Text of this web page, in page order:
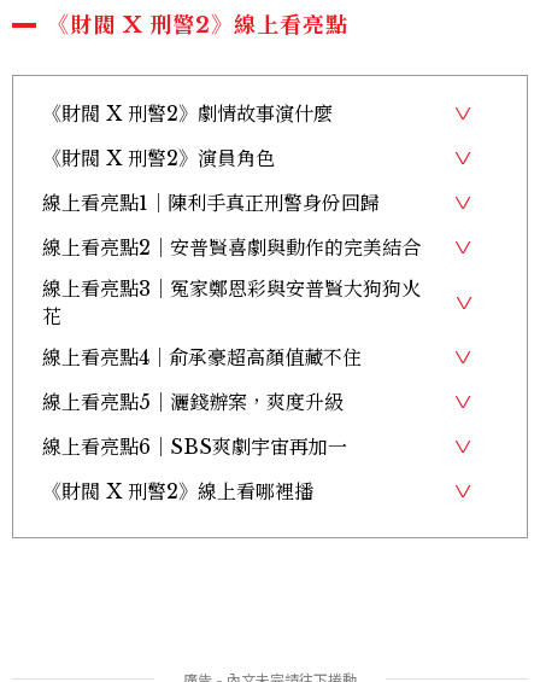
《財閥 X 刑警2》線上看亮點
《財閥 X 刑警2》劇情故事演什麼
《財閥 X 刑警2》演員角色
線上看亮點1｜陳利手真正刑警身份回歸
線上看亮點2｜安普賢喜劇與動作的完美結合
線上看亮點3｜冤家鄭恩彩與安普賢大狗狗火
花
線上看亮點4｜俞承豪超高顏值藏不住
線上看亮點5｜灑錢辦案，爽度升級
線上看亮點6｜SBS爽劇宇宙再加一
《財閥 X 刑警2》線上看哪裡播